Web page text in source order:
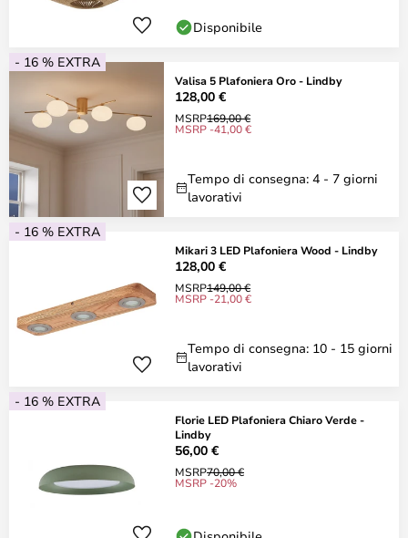
Disponibile
- 16 % EXTRA
Valisa 5 Plafoniera Oro - Lindby
128,00 €
MSRP169,00 €
MSRP -41,00 €
Tempo di consegna: 4 - 7 giorni
lavorativi
- 16 % EXTRA
Mikari 3 LED Plafoniera Wood - Lindby
128,00 €
MSRP149,00 €
MSRP -21,00 €
Tempo di consegna: 10 - 15 giorni
lavorativi
- 16 % EXTRA
Florie LED Plafoniera Chiaro Verde -
Lindby
56,00 €
MSRP70,00 €
MSRP -20%